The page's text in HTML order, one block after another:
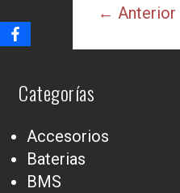
← Anterior
Categorías
Accesorios
Baterias
BMS